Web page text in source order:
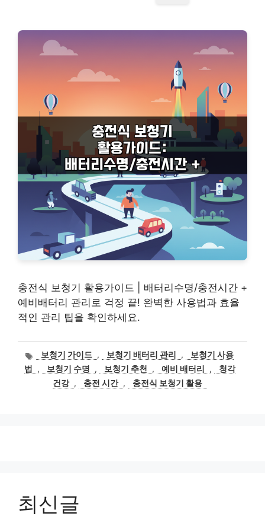
충전식 보청기 활용가이드 | 배터리수명/충전시간 +
예비배터리 관리로 걱정 끝! 완벽한 사용법과 효율
적인 관리 팁을 확인하세요.
태보청기 가이드 , 보청기 배터리 관리 ,
보청기 사용
법
, 보청기 수명 , 보청기 추천 , 예비 배터리 ,
청각
건강 , 충전 시간 , 충전식 보청기 활용
최신글